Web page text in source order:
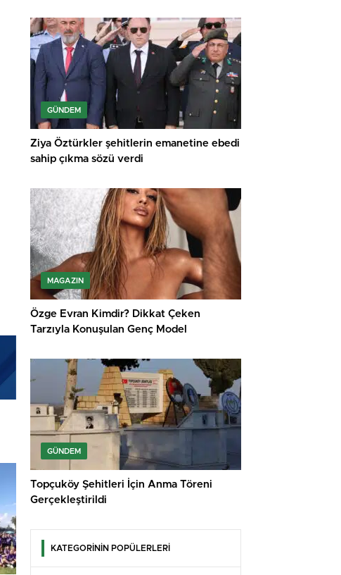
GÜNDEM
Ziya Öztürkler şehitlerin emanetine ebedi
sahip çıkma sözü verdi
MAGAZIN
Özge Evran Kimdir? Dikkat Çeken
Tarzıyla Konuşulan Genç Model
GÜNDEM
Topçuköy Şehitleri İçin Anma Töreni
Gerçekleştirildi
KATEGORİNİN POPÜLERLERİ